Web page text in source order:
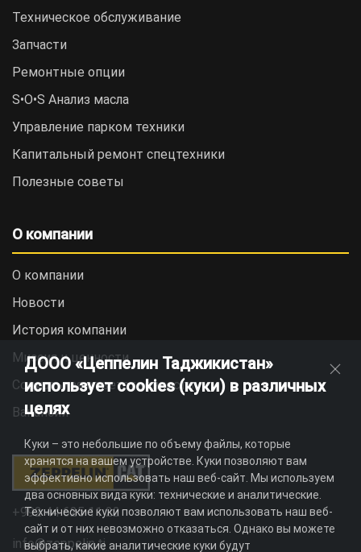
Техническое обслуживание
Запчасти
Ремонтные опции
S•O•S Анализ масла
Управление парком техники
Капитальный ремонт спецтехники
Полезные советы
О компании
О компании
Новости
История компании
Миссия и ценности
Социальная ответственность
Вакансии
+992 44 625 11 22
info@zeppelin.tj
ДООО «Цеппелин Таджикистан»
использует cookies (куки) в различных
целях
Куки – это небольшие по объему файлы, которые
хранятся на вашем устройстве. Куки позволяют вам
эффективно использовать наш веб-сайт. Мы используем
два основных вида куки: технические и аналитические.
Технические куки позволяют вам использовать наш веб-
сайт и от них невозможно отказаться. Однако вы можете
выбрать, какие аналитические куки будут